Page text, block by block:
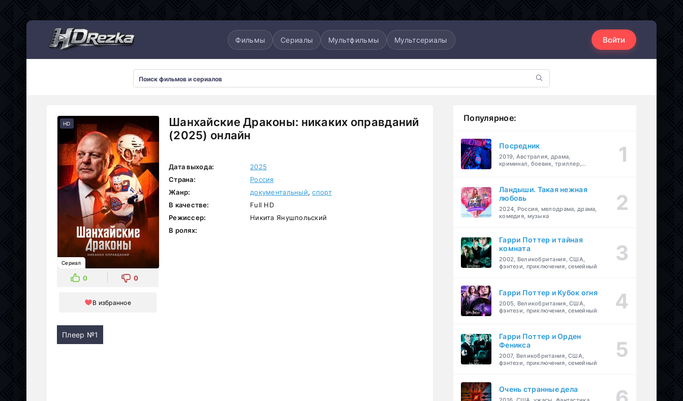
Фильмы Сериалы Мультфильмы Мультсериалы Войти
Шанхайские Драконы: никаких оправданий
(2025) онлайн
HD
Сериал
0 0
В избранное
Дата выхода:
2025
Страна:
Россия
Жанр:
документальный,спорт
В качестве:
Full HD
Режиссер:
Никита Янушпольский
В ролях:
Плеер №1
Популярное:
Посредник
2019, Австралия, драма,
криминал, боевик, триллер,
Ландыши. Такая нежная
любовь
2024, Россия, мелодрама, драма,
комедия, музыка
Гарри Поттер и тайная
комната
2002, Великобритания, США,
фэнтези, приключения, семейный
Гарри Поттер и Кубок огня
2005, Великобритания, США,
фэнтези, приключения, семейный
Гарри Поттер и Орден
Феникса
2007, Великобритания, США,
фэнтези, приключения, семейный
Очень странные дела
Мультсериалы